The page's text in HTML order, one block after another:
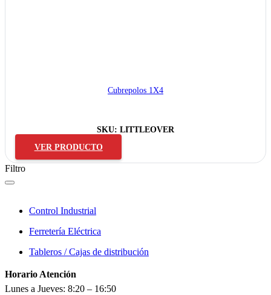
Cubrepolos 1X4
SKU: LITTLEOVER
VER PRODUCTO
Filtro
Control Industrial
Ferretería Eléctrica
Tableros / Cajas de distribución
Horario Atención
Lunes a Jueves: 8:20 – 16:50